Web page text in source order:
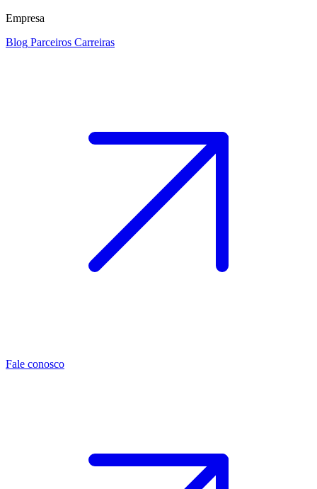
Empresa
Blog Parceiros Carreiras
Fale conosco